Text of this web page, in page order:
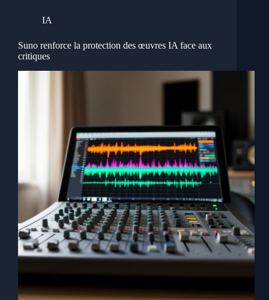
IA
Suno renforce la protection des œuvres IA face aux
critiques